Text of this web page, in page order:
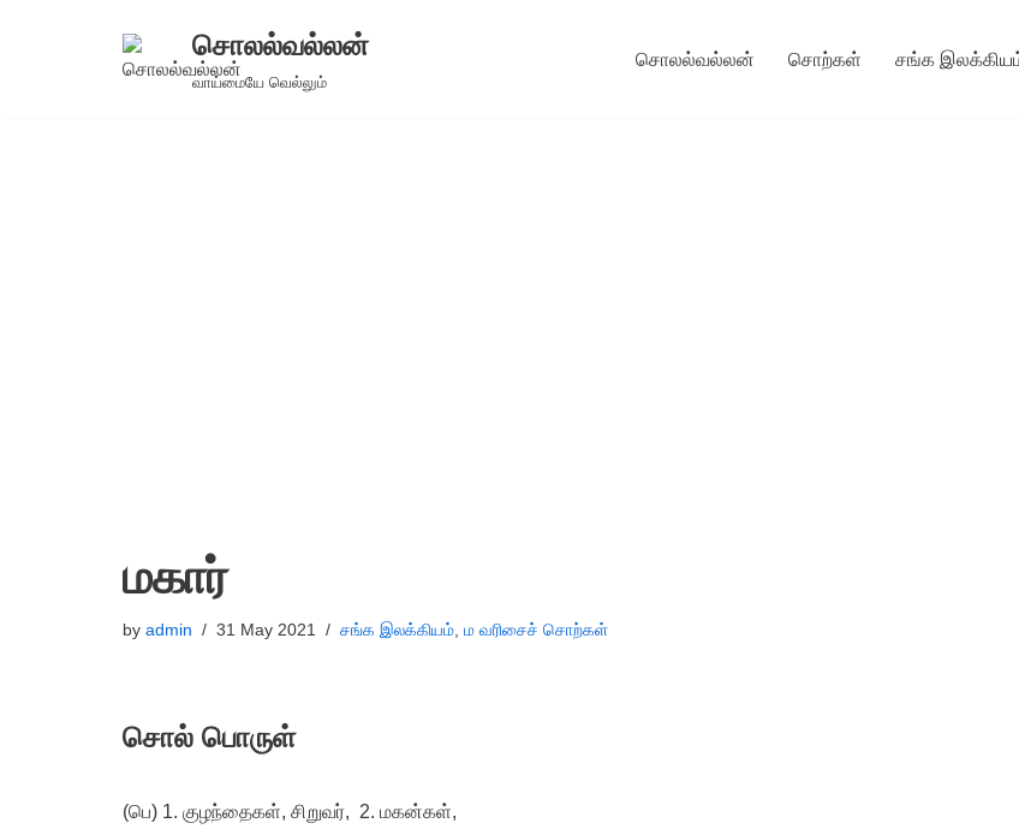
சொலல்வல்லன்
வாய்மையே வெல்லும்
சொலல்வல்லன் சொற்கள் சங்க
மகார்
by admin 31 May 2021 சங்க இலக்கியம் ம வரிசைச் சொற்கள்
சொல் பொருள்
(பெ) 1. குழந்தைகள், சிறுவர், 2. மகன்கள்,